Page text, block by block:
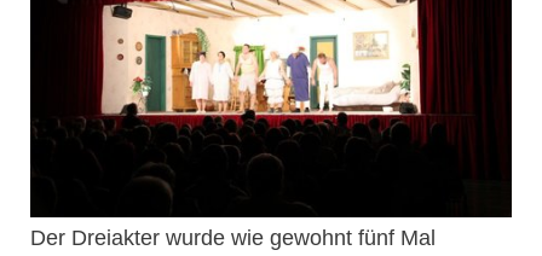
Der Dreiakter wurde wie gewohnt fünf Mal